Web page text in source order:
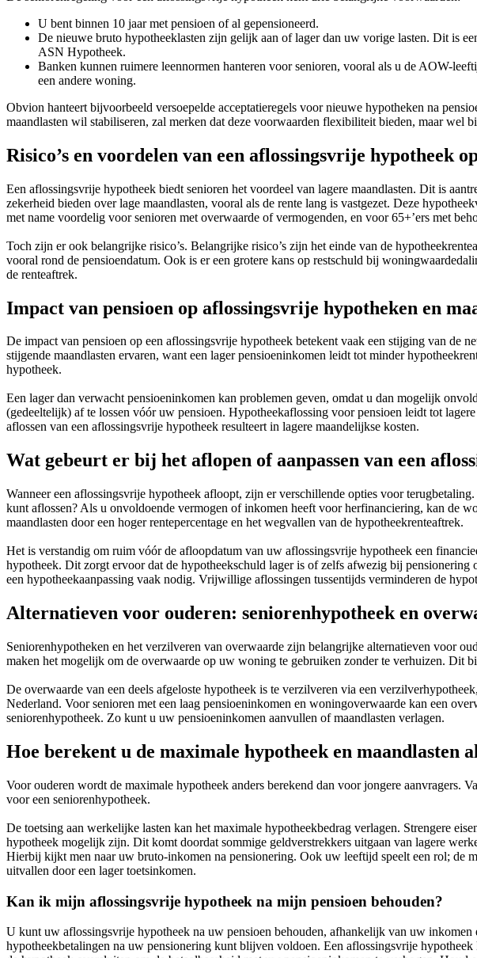
U bent binnen 10 jaar met pensioen of al gepensioneerd.
De nieuwe bruto hypotheeklasten zijn gelijk aan of lager dan uw vorige lasten. Dit is
ASN Hypotheek.
Banken kunnen ruimere leennormen hanteren voor senioren, vooral als u de AOW-
een andere woning.
Obvion hanteert bijvoorbeeld versoepelde acceptatieregels voor nieuwe hypotheken na
maandlasten wil stabiliseren, zal merken dat deze voorwaarden flexibiliteit bieden, maar wel
Risico’s en voordelen van een aflossingsvrije hypotheek
Een aflossingsvrije hypotheek biedt senioren het voordeel van lagere maandlasten. Dit is
zekerheid bieden over lage maandlasten, vooral als de rente lang is vastgezet. Deze
met name voordelig voor senioren met overwaarde of vermogenden, en voor 65+’ers met
Toch zijn er ook belangrijke risico’s. Belangrijke risico’s zijn het einde van de
vooral rond de pensioendatum. Ook is er een grotere kans op restschuld bij
de renteaftrek.
Impact van pensioen op aflossingsvrije hypotheken en
De impact van pensioen op een aflossingsvrije hypotheek betekent vaak een stijging van de
stijgende maandlasten ervaren, want een lager pensioeninkomen leidt tot minder
hypotheek.
Een lager dan verwacht pensioeninkomen kan problemen geven, omdat u dan mogelijk
(gedeeltelijk) af te lossen vóór uw pensioen. Hypotheekaflossing voor pensioen leidt tot
aflossen van een aflossingsvrije hypotheek resulteert in lagere maandelijkse kosten.
Wat gebeurt er bij het aflopen of aanpassen van een
Wanneer een aflossingsvrije hypotheek afloopt, zijn er verschillende opties voor
kunt aflossen? Als u onvoldoende vermogen of inkomen heeft voor herfinanciering, kan de
maandlasten door een hoger rentepercentage en het wegvallen van de hypotheekrenteaftrek.
Het is verstandig om ruim vóór de afloopdatum van uw aflossingsvrije hypotheek een
hypotheek. Dit zorgt ervoor dat de hypotheekschuld lager is of zelfs afwezig bij
een hypotheekaanpassing vaak nodig. Vrijwillige aflossingen tussentijds verminderen de
Alternatieven voor ouderen: seniorenhypotheek en
Seniorenhypotheken en het verzilveren van overwaarde zijn belangrijke alternatieven voor
maken het mogelijk om de overwaarde op uw woning te gebruiken zonder te verhuizen. Dit
De overwaarde van een deels afgeloste hypotheek is te verzilveren via een
Nederland. Voor senioren met een laag pensioeninkomen en woningoverwaarde kan een
seniorenhypotheek. Zo kunt u uw pensioeninkomen aanvullen of maandlasten verlagen.
Hoe berekent u de maximale hypotheek en maandlasten
Voor ouderen wordt de maximale hypotheek anders berekend dan voor jongere
voor een seniorenhypotheek.
De toetsing aan werkelijke lasten kan het maximale hypotheekbedrag verlagen. Strengere
hypotheek mogelijk zijn. Dit komt doordat sommige geldverstrekkers uitgaan van lagere
Hierbij kijkt men naar uw bruto-inkomen na pensionering. Ook uw leeftijd speelt een rol; de
uitvallen door een lager toetsinkomen.
Kan ik mijn aflossingsvrije hypotheek na mijn pensioen behouden?
U kunt uw aflossingsvrije hypotheek na uw pensioen behouden, afhankelijk van uw
hypotheekbetalingen na uw pensionering kunt blijven voldoen. Een aflossingsvrije